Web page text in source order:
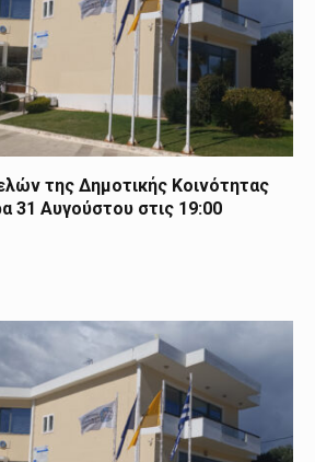
της Δημοτικής Κοινότητας
31 Αυγούστου στις 19:00